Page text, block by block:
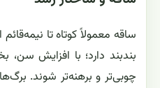
ساقه معمولاً کوتاه تا
بندبند دارد؛ با افزایش
چوبی‌تر و برهنه‌تر شوند.